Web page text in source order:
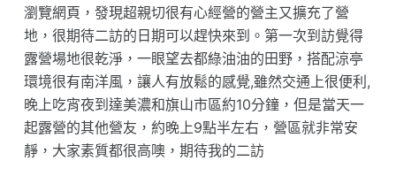
瀏覽網頁，發現超親切很有心經營的營主又擴充了營
地，很期待二訪的日期可以趕快來到。第一次到訪覺得
露營場地很乾淨，一眼望去都綠油油的田野，搭配涼亭
環境很有南洋風，讓人有放鬆的感覺,雖然交通上很便利,
晚上吃宵夜到達美濃和旗山市區約10分鐘，但是當天一
起露營的其他營友，約晚上9點半左右，營區就非常安
靜，大家素質都很高噢，期待我的二訪